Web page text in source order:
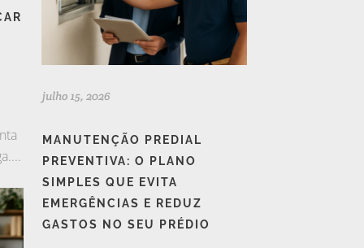
julho 15, 2026
MANUTENÇÃO PREDIAL
PREVENTIVA: O PLANO
SIMPLES QUE EVITA
EMERGÊNCIAS E REDUZ
GASTOS NO SEU PRÉDIO